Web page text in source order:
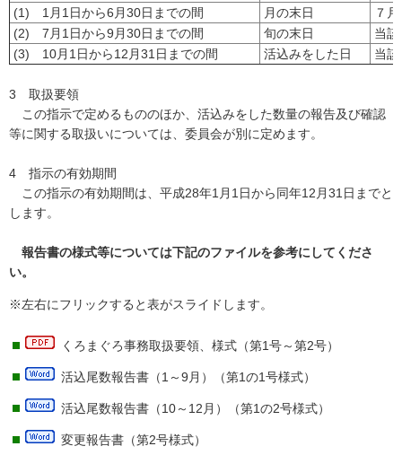
(1) 1月1日から6月30日までの間
月の末日
７
(2) 7月1日から9月30日までの間
旬の末日
当
(3) 10月1日から12月31日までの間
活込みをした日 当
3 取扱要領
この指示で定めるもののほか、活込みをした数量の報告及び確認
等に関する取扱いについては、委員会が別に定めます。
4 指示の有効期間
この指示の有効期間は、平成28年1月1日から同年12月31日までと
します。
報告書の様式等については下記のファイルを参考にしてくださ
い。
※左右にフリックすると表がスライドします。
くろまぐろ事務取扱要領、様式（第1号～第2号）
活込尾数報告書（1～9月）（第1の1号様式）
活込尾数報告書（10～12月）（第1の2号様式）
変更報告書（第2号様式）